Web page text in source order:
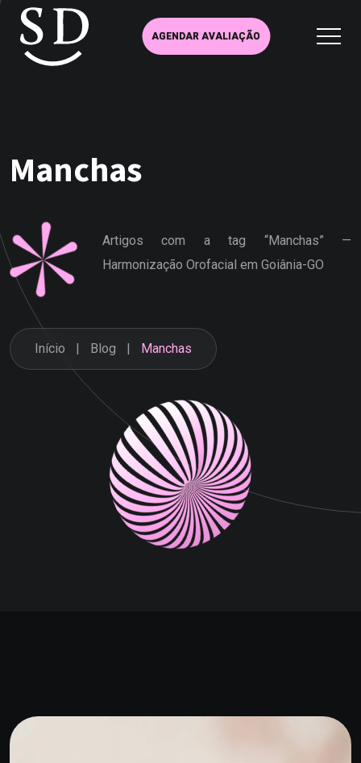
AGENDAR AVALIAÇÃO
Manchas
Artigos com a tag “Manchas” —
Harmonização Orofacial em Goiânia-GO
Início Blog Manchas